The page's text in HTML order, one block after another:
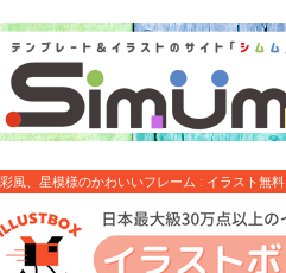
風、星模様のかわいいフレーム : イラスト無料